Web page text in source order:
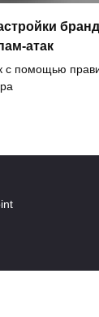
атак
с помощью